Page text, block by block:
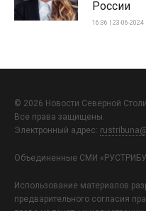
России
16:36 | 23-06-2024
© 2026 Новости Северной
Все права защищены.
Электронный адрес:
Объединенные СМИ
Использование материалов
предварительного согласия